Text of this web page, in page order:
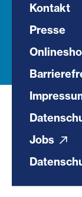
Kontakt
Presse
Jobs